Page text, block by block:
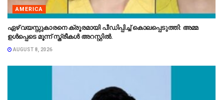
AMERICA
ഏഴ് വയസ്സുകാരനെ ക്രൂരമായി പീഡിപ്പിച്ച് കൊലപ്പെടുത്തി: അമ്മ
ഉൾപ്പെടെ മൂന്ന് സ്ത്രീകൾ അറസ്റ്റിൽ.
AUGUST 8, 2026